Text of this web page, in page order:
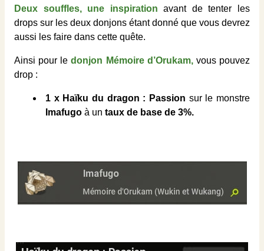
Deux souffles, une inspiration avant de tenter les
drops sur les deux donjons étant donné que vous devrez
aussi les faire dans cette quête.
Ainsi pour ledonjon Mémoire d’Orukam,vous pouvez
drop :
1 x Haïku du dragon : Passion sur le monstre
Imafugo à un taux de base de 3%.